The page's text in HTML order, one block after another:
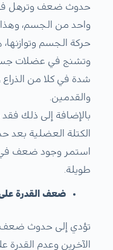
حدوث ضعف وترهل
واحد من الجسم،
حركة الجسم
وتشنج في عضلات
شدة في كلا من الذراع
والقدمين.
بالإضافة إلى ذلك
الكتلة العضلية بعد
استمر وجود ضعف في
طويلة.
ضعف القدرة
تؤدي إلى حدوث ضعف
الآخرين وعدم القدرة